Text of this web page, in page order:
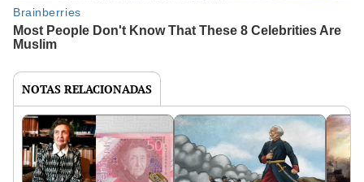
NOTAS RELACIONADAS